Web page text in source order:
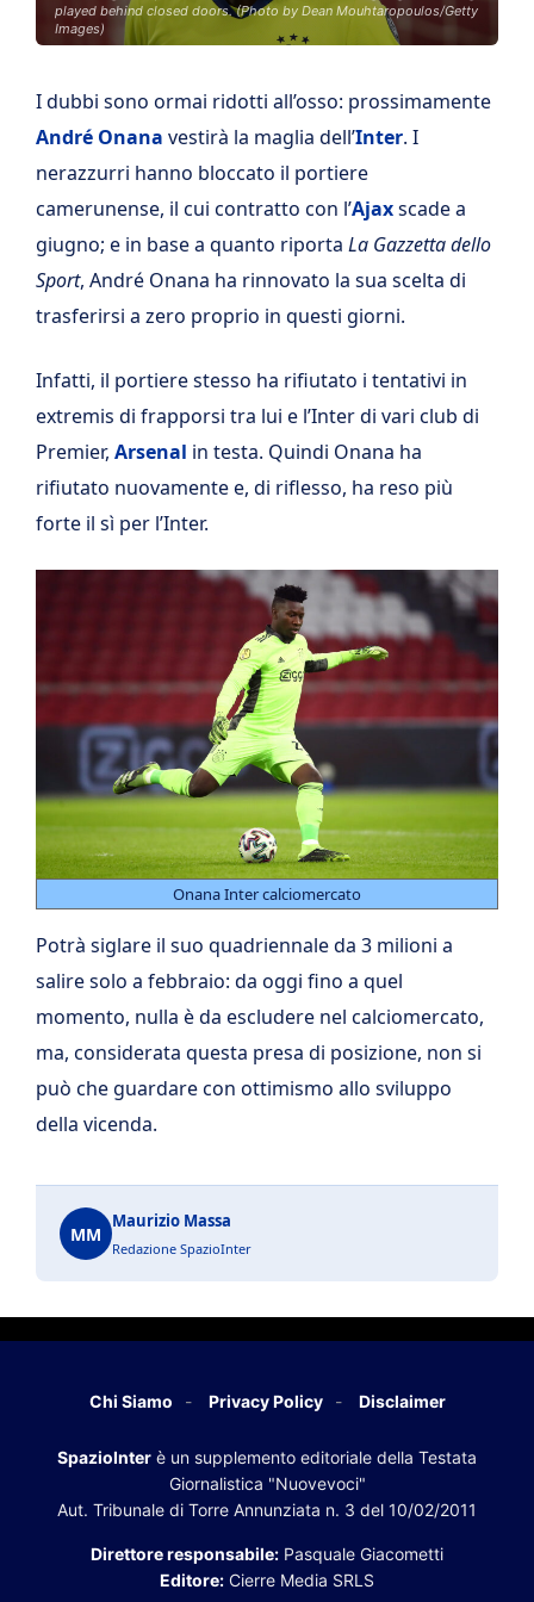
played behind closed doors. (Photo by Dean Mouhtaropoulos/Getty
Images)
I dubbi sono ormai ridotti all’osso: prossimamente
André Onana vestirà la maglia dell’Inter. I
nerazzurri hanno bloccato il portiere
camerunense, il cui contratto con l’Ajaxscade a
giugno; e in base a quanto riporta La Gazzetta dello
Sport, André Onana ha rinnovato la sua scelta di
trasferirsi a zero proprio in questi giorni.
Infatti, il portiere stesso ha rifiutato i tentativi in
extremis di frapporsi tra lui e l’Inter di vari club di
Premier, Arsenal in testa. Quindi Onana ha
rifiutato nuovamente e, di riflesso, ha reso più
forte il sì per l’Inter.
Onana Inter calciomercato
Potrà siglare il suo quadriennale da 3 milioni a
salire solo a febbraio: da oggi fino a quel
momento, nulla è da escludere nel calciomercato,
ma, considerata questa presa di posizione, non si
può che guardare con ottimismo allo sviluppo
della vicenda.
MM
Maurizio Massa
Redazione SpazioInter
Chi Siamo Privacy Policy Disclaimer
SpazioInter è un supplemento editoriale della Testata
Giornalistica "Nuovevoci"
Aut. Tribunale di Torre Annunziata n. 3 del 10/02/2011
Direttore responsabile: Pasquale Giacometti
Editore: Cierre Media SRLS